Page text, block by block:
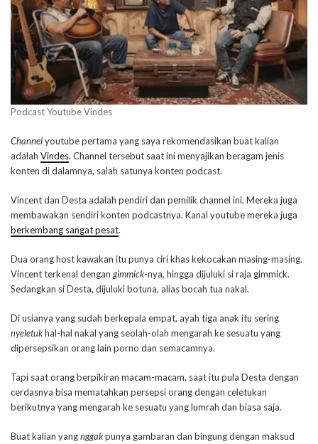
Podcast Youtube Vindes
Channelyoutube pertama yang saya rekomendasikan buat kalian
adalah Vindes. Channel tersebut saat ini menyajikan beragam jenis
konten di dalamnya, salah satunya konten podcast.
Vincent dan Desta adalah pendiri dan pemilik channel ini. Mereka juga
membawakan sendiri konten podcastnya. Kanal youtube mereka juga
berkembang sangat pesat.
Dua orang host kawakan itu punya ciri khas kekocakan masing-masing.
Vincent terkenal dengan gimmick-nya, hingga dijuluki si raja gimmick.
Sedangkan si Desta, dijuluki botuna, alias bocah tua nakal.
Di usianya yang sudah berkepala empat, ayah tiga anak itu sering
nyeletukhal-hal nakal yang seolah-olah mengarah ke sesuatu yang
dipersepsikan orang lain porno dan semacamnya.
Tapi saat orang berpikiran macam-macam, saat itu pula Desta dengan
cerdasnya bisa mematahkan persepsi orang dengan celetukan
berikutnya yang mengarah ke sesuatu yang lumrah dan biasa saja.
Buat kalian yangnggakpunya gambaran dan bingung dengan maksud